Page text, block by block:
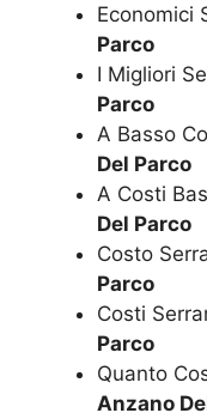
Economici
Parco
I Migliori
Parco
A Basso
Del Parco
A Costi
Del Parco
Costo
Parco
Costi
Parco
Quanto
Anzano